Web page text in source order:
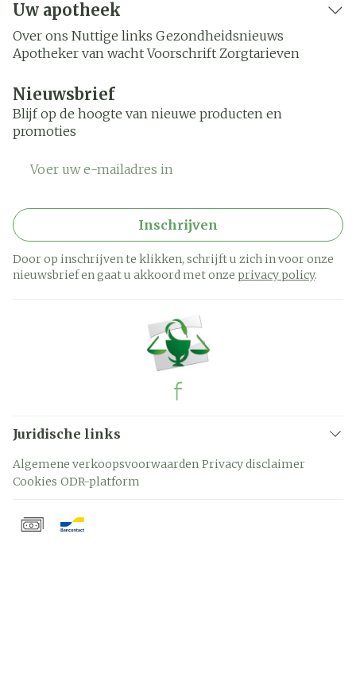
Uw apotheek
Over ons Nuttige links Gezondheidsnieuws
Apotheker van wacht Voorschrift Zorgtarieven
Nieuwsbrief
Blijf op de hoogte van nieuwe producten en
promoties
Inschrijven
Door op inschrijven te klikken, schrijft u zich in voor onze
nieuwsbrief en gaat u akkoord met onze privacy policy.
Juridische links
Algemene verkoopsvoorwaarden Privacy disclaimer
Cookies ODR-platform